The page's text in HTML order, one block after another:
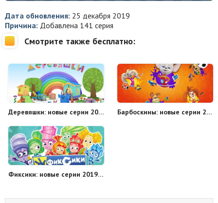
Дата обновления: 25 декабря 2019
Причина: Добавлена 141 серия
Смотрите также бесплатно:
Деревяшки: новые серии 2019 года Барбоскины: новые серии 2019 года
Фиксики: новые серии 2019 года